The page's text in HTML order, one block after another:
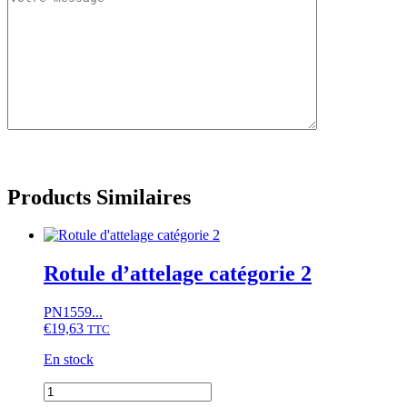
Products Similaires
Rotule d’attelage catégorie 2
PN1559...
€19,63 TTC
En stock
quantité